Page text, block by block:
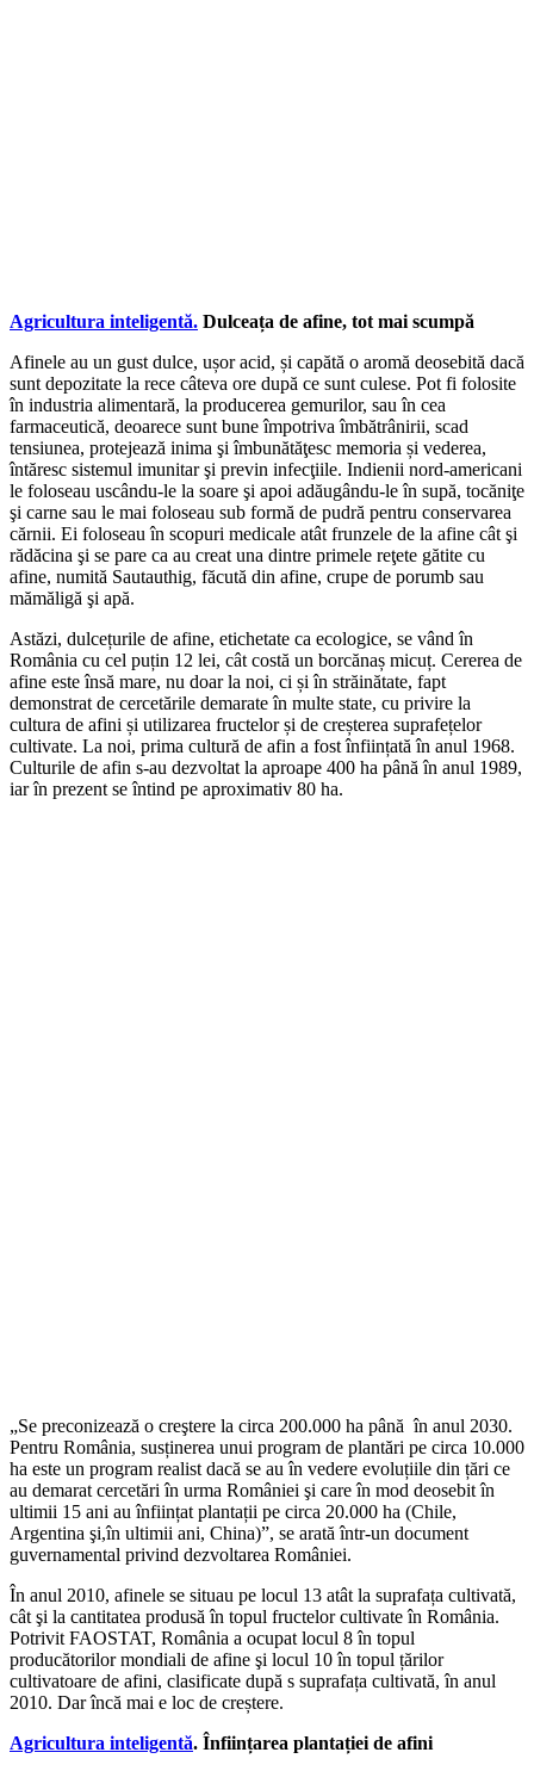
Agricultura inteligentă. Dulceața de afine, tot mai scumpă
Afinele au un gust dulce, ușor acid, și capătă o aromă deosebită dacă
sunt depozitate la rece câteva ore după ce sunt culese. Pot fi folosite
în industria alimentară, la producerea gemurilor, sau în cea
farmaceutică, deoarece sunt bune împotriva îmbătrânirii, scad
tensiunea, protejează inima şi îmbunătăţesc memoria și vederea,
întăresc sistemul imunitar şi previn infecţiile. Indienii nord-americani
le foloseau uscându-le la soare şi apoi adăugându-le în supă, tocăniţe
şi carne sau le mai foloseau sub formă de pudră pentru conservarea
cărnii. Ei foloseau în scopuri medicale atât frunzele de la afine cât şi
rădăcina şi se pare ca au creat una dintre primele reţete gătite cu
afine, numită Sautauthig, făcută din afine, crupe de porumb sau
mămăligă şi apă.
Astăzi, dulcețurile de afine, etichetate ca ecologice, se vând în
România cu cel puțin 12 lei, cât costă un borcănaș micuț. Cererea de
afine este însă mare, nu doar la noi, ci și în străinătate, fapt
demonstrat de cercetările demarate în multe state, cu privire la
cultura de afini și utilizarea fructelor și de creșterea suprafețelor
cultivate. La noi, prima cultură de afin a fost înființată în anul 1968.
Culturile de afin s‐au dezvoltat la aproape 400 ha până în anul 1989,
iar în prezent se întind pe aproximativ 80 ha.
„Se preconizează o creştere la circa 200.000 ha până în anul 2030.
Pentru România, susținerea unui program de plantări pe circa 10.000
ha este un program realist dacă se au în vedere evoluțiile din țări ce
au demarat cercetări în urma României şi care în mod deosebit în
ultimii 15 ani au înființat plantații pe circa 20.000 ha (Chile,
Argentina şi,în ultimii ani, China)”, se arată într-un document
guvernamental privind dezvoltarea României.
În anul 2010, afinele se situau pe locul 13 atât la suprafața cultivată,
cât şi la cantitatea produsă în topul fructelor cultivate în România.
Potrivit FAOSTAT, România a ocupat locul 8 în topul
producătorilor mondiali de afine şi locul 10 în topul țărilor
cultivatoare de afini, clasificate după s suprafața cultivată, în anul
2010. Dar încă mai e loc de creștere.
Agricultura inteligentă. Înființarea plantației de afini